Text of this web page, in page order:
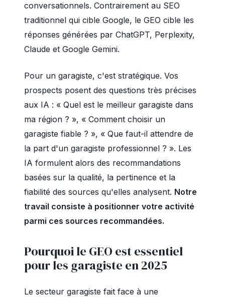
conversationnels. Contrairement au SEO
traditionnel qui cible Google, le GEO cible les
réponses générées par ChatGPT, Perplexity,
Claude et Google Gemini.
Pour un garagiste, c'est stratégique. Vos
prospects posent des questions très précises
aux IA : « Quel est le meilleur garagiste dans
ma région ? », « Comment choisir un
garagiste fiable ? », « Que faut-il attendre de
la part d'un garagiste professionnel ? ». Les
IA formulent alors des recommandations
basées sur la qualité, la pertinence et la
fiabilité des sources qu'elles analysent. Notre
travail consiste à positionner votre activité
parmi ces sources recommandées.
Pourquoi le GEO est essentiel
pour les garagiste en 2025
Le secteur garagiste fait face à une